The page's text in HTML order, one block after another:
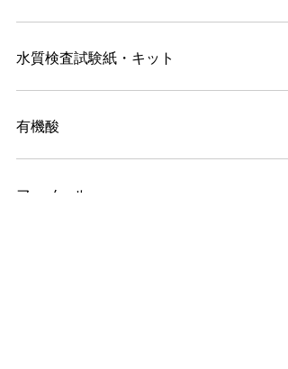
水質検査試験紙・キット
有機酸
フェノール